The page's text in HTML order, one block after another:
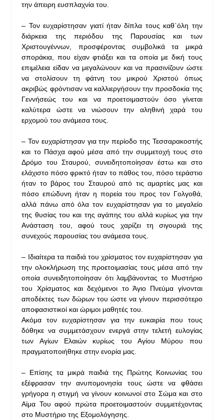
την άπειρη ευσπλαχνία του.
– Τον ευχαρίστησαν γιατί ήταν δίπλα τους καθ΄όλη την
διάρκεια της περιόδου της Παρουσίας και των
Χριστουγέννων, προσφέροντας συμβολικά τα μικρά
σποράκια, που είχαν φτιάξει και τα οποία με δική τους
επιμέλεια είδαν να μεγαλώνουν και να πρασινίζουν ώστε
να στολίσουν τη φάτνη του μικρού Χριστού όπως
ακριβώς φρόντισαν να καλλιεργήσουν την προσδοκία της
Γεννήσεώς του και να προετοιμαστούν όσο γίνεται
καλύτερα ώστε να νιώσουν την αληθινή χαρά του
ερχομού του ανάμεσα τους.
– Τον ευχαρίστησαν για την περίοδο της Τεσσαρακοστής
και το Πάσχα αφού μέσα από την συμμετοχή τους στο
Δρόμο του Σταυρού, συνειδητοποίησαν έστω και στο
ελάχιστο πόσο φρικτό ήταν το πάθος του, πόσο τεράστιο
ήταν το βάρος του Σταυρού από τις αμαρτίες μας και
πόσο επώδυνη ήταν η πορεία του προς τον Γολγοθά,
αλλά πάνω από όλα τον ευχαρίστησαν για το μεγαλείο
της θυσίας του και της αγάπης του αλλά κυρίως για την
Ανάσταση του, αφού τους χαρίζει τη σιγουριά της
συνεχούς παρουσίας του ανάμεσα τους.
– Ιδιαίτερα τα παιδιά του χρίσματος τον ευχαρίστησαν για
την ολοκλήρωση της προετοιμασίας τους μέσα από την
οποία συνειδητοποίησαν ότι λαμβάνοντας το Μυστήριο
του Χρίσματος και δεχόμενοι το Άγιο Πνεύμα γίνονται
αποδέκτες των δώρων του ώστε να γίνουν περισσότερο
αποφασιστικοί και ώριμοι μαθητές του.
Ακόμα τον ευχαρίστησαν για την ευκαιρία που τους
δόθηκε να συμμετάσχουν ενεργά στην τελετή ευλογίας
των Αγίων Ελαιών κυρίως του Αγίου Μύρου που
πραγματοποιήθηκε στην ενορία μας.
– Επίσης τα μικρά παιδιά της Πρώτης Κοινωνίας του
εξέφρασαν την ανυπομονησία τους ώστε να φθάσει
γρήγορα η στιγμή να γίνουν κοινωνοί στο Σώμα και στο
Αίμα Του αφού πρώτα προετοιμαστούν συμμετέχοντας
στο Μυστήριο της Εξομολόγησης.